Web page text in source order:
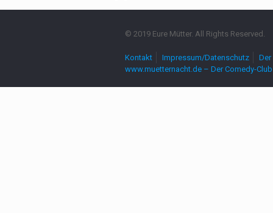
© 2019 Eure Mütter. All Rights Reserved.
Kontakt Impressum/Datenschutz
www.muetternacht.de – Der Comedy-Club